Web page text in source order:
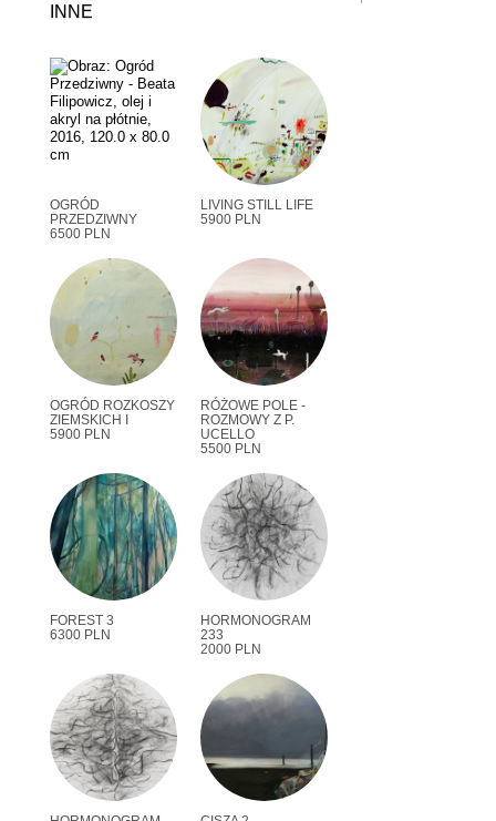
INNE
OGRÓD
PRZEDZIWNY
6500 PLN
LIVING STILL LIFE
5900 PLN
OGRÓD ROZKOSZY
ZIEMSKICH I
5900 PLN
RÓŻOWE POLE -
ROZMOWY Z P.
UCELLO
5500 PLN
FOREST 3
6300 PLN
HORMONOGRAM
233
2000 PLN